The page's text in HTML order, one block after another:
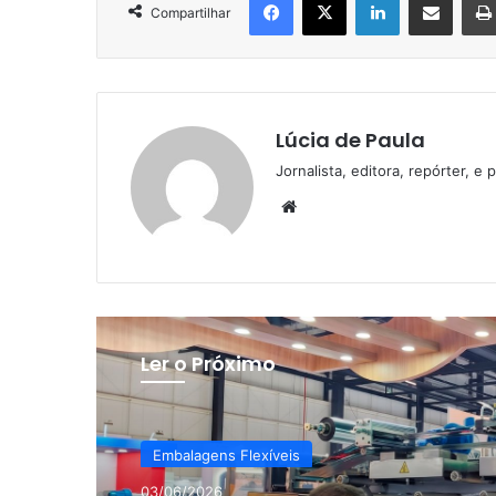
Compartilhar
Lúcia de Paula
Jornalista, editora, repórter, e
Ler o Próximo
Embalagens Flexíveis
03/06/2026